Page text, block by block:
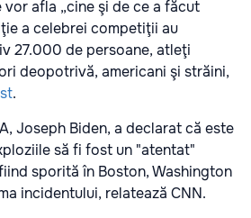
afla „cine şi de ce a făcut
a celebrei competiţii au
27.000 de persoane, atleţi
deopotrivă, americani şi străini,
.
Joseph Biden, a declarat că este
să fi fost un "atentat"
sporită în Boston, Washington
incidentului, relatează CNN.